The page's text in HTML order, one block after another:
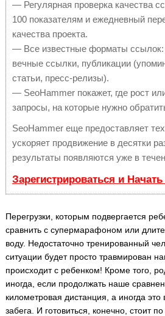
— Регулярная проверка качества
100 показателям и ежедневный
качества проекта.
— Все известные форматы
вечные ссылки, публикации
статьи, пресс-релизы).
— SeoHammer покажет, где рост
запросы, на которые нужно
SeoHammer еще предоставляет
ускоряет продвижение в десятки
результаты появляются уже в
Зарегистрироваться и
Перегрузки, которым подвергается
сравнить с супермарафоном или
воду. Недостаточно тренированный
ситуации будет просто травмирован
происходит с ребенком! Кроме того,
иногда, если продолжать наше
километровая дистанция, а иногда это
забега. И готовиться, конечно, стоит